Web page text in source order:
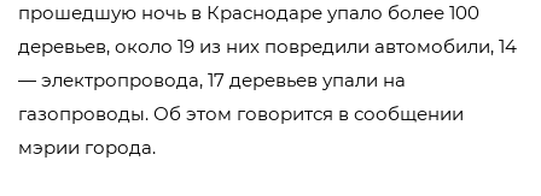
прошедшую ночь в Краснодаре упало более 100
деревьев, около 19 из них повредили автомобили, 14
— электропровода, 17 деревьев упали на
газопроводы. Об этом говорится в сообщении
мэрии города.